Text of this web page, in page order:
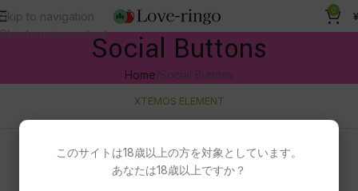
Skip to navigation
Skip to main content
0 ¥
Social Buttons
Home Social Buttons
XTEMOS ELEMENT
Share buttons list. Set your socials URLs in Theme Settings
このサイトは18歳以上の方を対象としています。
あなたは18歳以上ですか？